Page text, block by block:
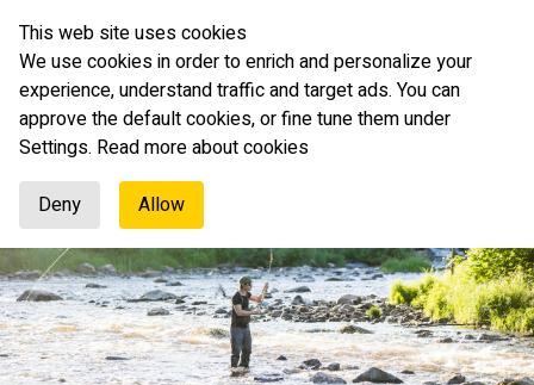
This web site uses cookies
We use cookies in order to enrich and personalize your
experience, understand traffic and target ads. You can
approve the default cookies, or fine tune them under
Settings. Read more about cookies
Deny
Allow